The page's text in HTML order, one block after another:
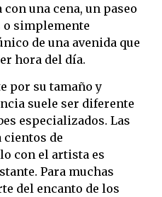
una cena, un paseo
simplemente
de una avenida que
hora del día.
por su tamaño y
suele ser diferente
especializados. Las
cientos de
con el artista es
Para muchas
del encanto de los